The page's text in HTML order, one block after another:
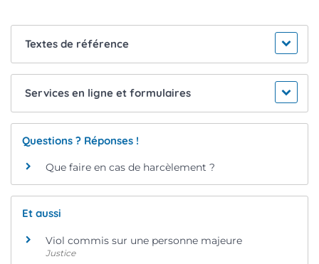
Textes de référence
Services en ligne et formulaires
Questions ? Réponses !
Que faire en cas de harcèlement ?
Et aussi
Viol commis sur une personne majeure
Justice